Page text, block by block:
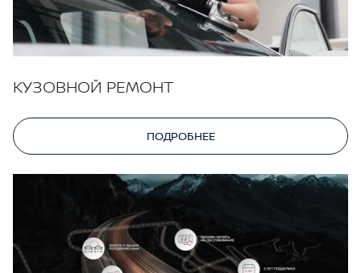
КУЗОВНОЙ РЕМОНТ
ПОДРОБНЕЕ